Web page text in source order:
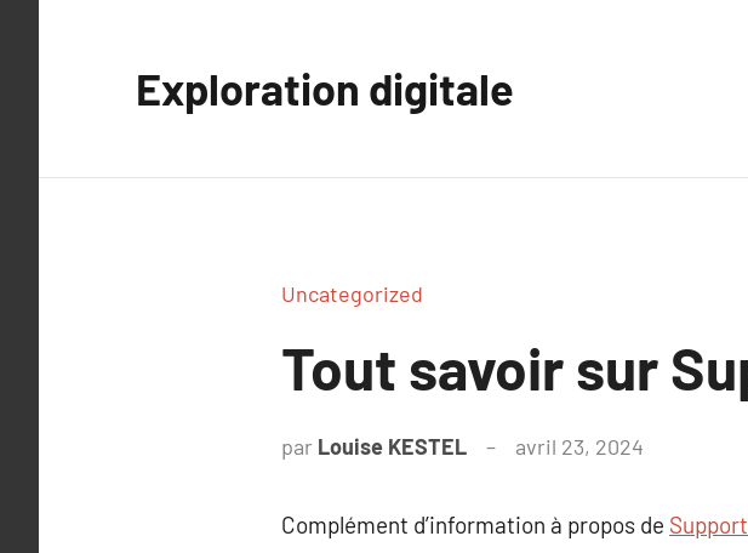
Exploration digitale
Uncategorized
Tout savoir sur
par Louise KESTEL avril 23, 2024
Complément d’information à propos de